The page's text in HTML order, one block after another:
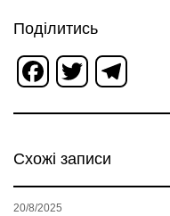
Поділитись
Facebook
Twitter
Схожі записи
20/8/2025